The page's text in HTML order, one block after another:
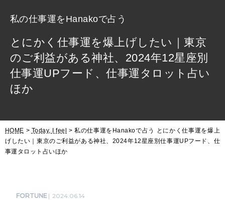
私の仕事運をHanakoで占う
とにかく仕事運を爆上げしたい｜東京
のご利益がある神社、2024年12星座別
仕事運UPフード、仕事運タロット占い
ほか
HOME > Today, I feel > 私の仕事運をHanakoで占う とにかく仕事運を爆上
げしたい｜東京のご利益がある神社、2024年12星座別仕事運UPフード、仕
事運タロット占いほか
FORTUNE 2024.06.14